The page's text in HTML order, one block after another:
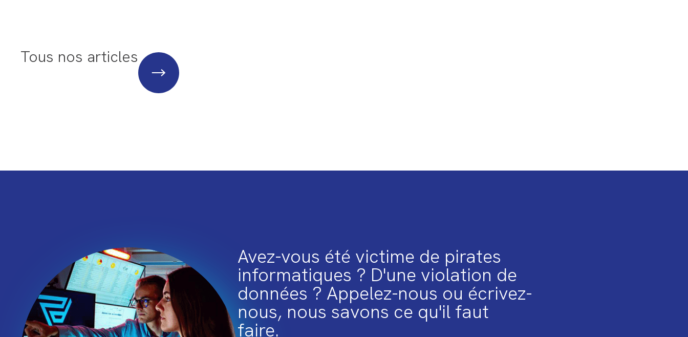
Tous nos articles
Avez-vous été victime de pirates
informatiques ? D'une violation de
données ? Appelez-nous ou écrivez-
nous, nous savons ce qu'il faut
faire.